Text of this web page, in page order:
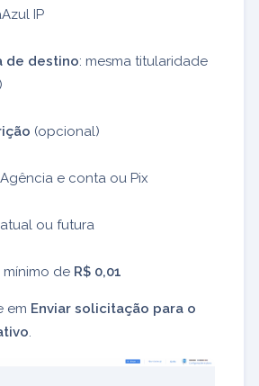
IP
de destino: mesma titularidade
(opcional)
e conta ou Pix
atual ou futura
mínimo de R$ 0,01
em Enviar solicitação para o
.